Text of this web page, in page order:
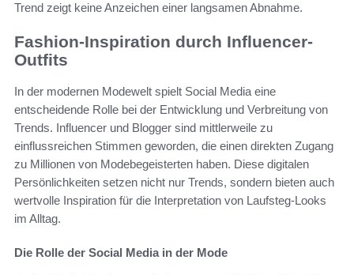
Trend zeigt keine Anzeichen einer langsamen Abnahme.
Fashion-Inspiration durch Influencer-
Outfits
In der modernen Modewelt spielt Social Media eine
entscheidende Rolle bei der Entwicklung und Verbreitung von
Trends. Influencer und Blogger sind mittlerweile zu
einflussreichen Stimmen geworden, die einen direkten Zugang
zu Millionen von Modebegeisterten haben. Diese digitalen
Persönlichkeiten setzen nicht nur Trends, sondern bieten auch
wertvolle Inspiration für die Interpretation von Laufsteg-Looks
im Alltag.
Die Rolle der Social Media in der Mode